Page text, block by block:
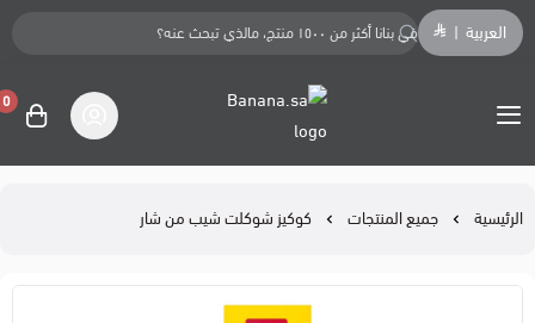
العربية
Banana.sa
0
الرئيسية جميع المنتجات كوكيز شوكلت شيب من شار